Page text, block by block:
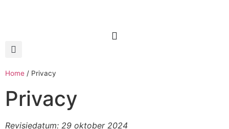
Home / Privacy
Privacy
Revisiedatum: 29 oktober 2024